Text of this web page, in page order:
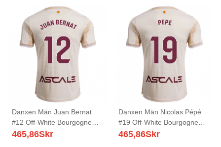
Danxen Män Juan Bernat
#12 Off-White Bourgogne
Bortatröja Matchtröjor
465,86Skr
Danxen Män Nicolas Pépé
#19 Off-White Bourgogne
Bortatröja Matchtröjor
465,86Skr